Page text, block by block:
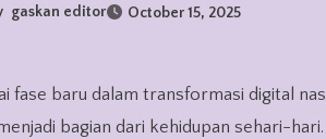
gaskan editor October 15, 2025
fase baru dalam transformasi digital
bagian dari kehidupan sehari-